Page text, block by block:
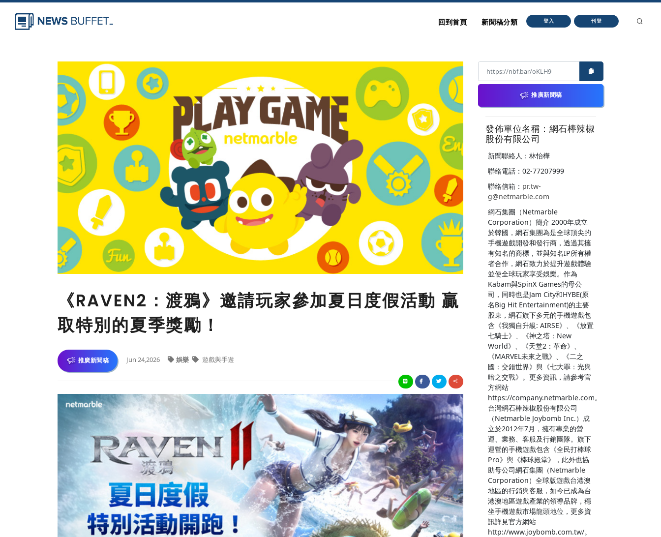
回到首頁 新聞稿分類 登入 刊登
《RAVEN2：渡鴉》邀請玩家參加夏日度假活動 贏
取特別的夏季獎勵！
推廣新聞稿 Jun 24,2026 娛樂 遊戲與手遊
推廣新聞稿
發佈單位名稱：網石棒辣椒
股份有限公司
新聞聯絡人：林怡樺
聯絡電話：02-77207999
聯絡信箱： pr.tw-
g@netmarble.com
網石集團（Netmarble
Corporation）簡介 2000年成立
於韓國，網石集團為是全球頂尖的
手機遊戲開發和發行商，透過其擁
有知名的商標，並與知名IP所有權
者合作，網石致力於提升遊戲體驗
並使全球玩家享受娛樂。作為
Kabam與SpinX Games的母公
司，同時也是Jam City和HYBE(原
名Big Hit Entertainment)的主要
股東，網石旗下多元的手機遊戲包
含《我獨自升級: AIRSE》、《放置
七騎士》、《神之塔：New
World》、《天堂2：革命》、
《MARVEL未來之戰》、《二之
國：交錯世界》與《七大罪：光與
暗之交戰》。更多資訊，請參考官
方網站
https://company.netmarble.com。
台灣網石棒辣椒股份有限公司
（Netmarble Joybomb Inc.）成
立於2012年7月，擁有專業的營
運、業務、客服及行銷團隊。旗下
運營的手機遊戲包含《全民打棒球
Pro》與《棒球殿堂》，此外也協
助母公司網石集團（Netmarble
Corporation）全球版遊戲台港澳
地區的行銷與客服，如今已成為台
港澳地區遊戲產業的領導品牌，穩
坐手機遊戲市場龍頭地位，更多資
訊詳見官方網站
http://www.joybomb.com.tw/。